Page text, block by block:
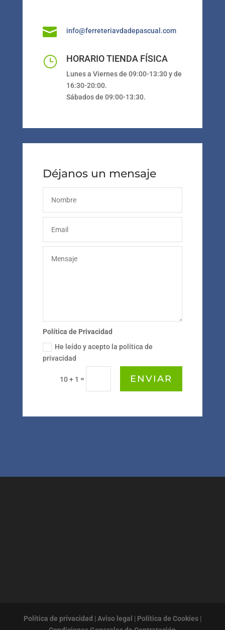
 info@ferreteriavdadepascual.com
} HORARIO TIENDA FÍSICA
Lunes a Viernes de 09:00-13:30 y de
16:30-20:00.
Sábados de 09:00-13:30.
Déjanos un mensaje
Política de Privacidad
He leído y acepto la política de
privacidad
10 + 1 = ENVIAR
Política de privacidad | Aviso legal | Política de Cookies|